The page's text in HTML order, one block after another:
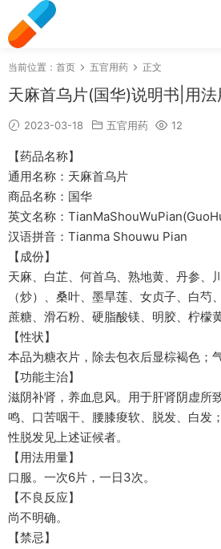
当前位置： 首页 五官用药 正文
天麻首乌片(国华)说明书|用
2023-03-18 五官用药 12
【药品名称】
通用名称：天麻首乌片
商品名称：国华
英文名称：
汉语拼音：Tianma Shouwu Pian
【成份】
天麻、白芷、何首乌、熟地黄、丹参、
（炒）、桑叶、墨旱莲、女贞子、白芍
蔗糖、滑石粉、硬脂酸镁、明胶、柠檬黄
【性状】
本品为糖衣片，除去包衣后显棕褐色；
【功能主治】
滋阴补肾，养血息风。用于肝肾阴虚所
鸣、口苦咽干、腰膝痠软、脱发、白发
性脱发见上述证候者。
【用法用量】
口服。一次6片，一日3次。
【不良反应】
尚不明确。
【禁忌】